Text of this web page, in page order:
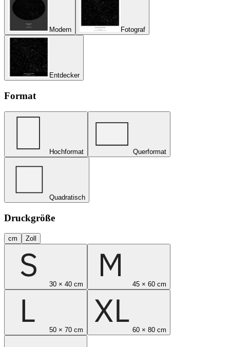
Modern Fotograf
Entdecker
Format
Hochformat Querformat
Quadratisch
Druckgröße
cm Zoll
30 × 40 cm 45 × 60 cm
50 × 70 cm 60 × 80 cm